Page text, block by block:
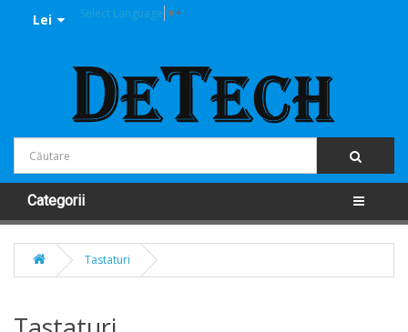
Lei Select Language ▼
Categorii
Tastaturi